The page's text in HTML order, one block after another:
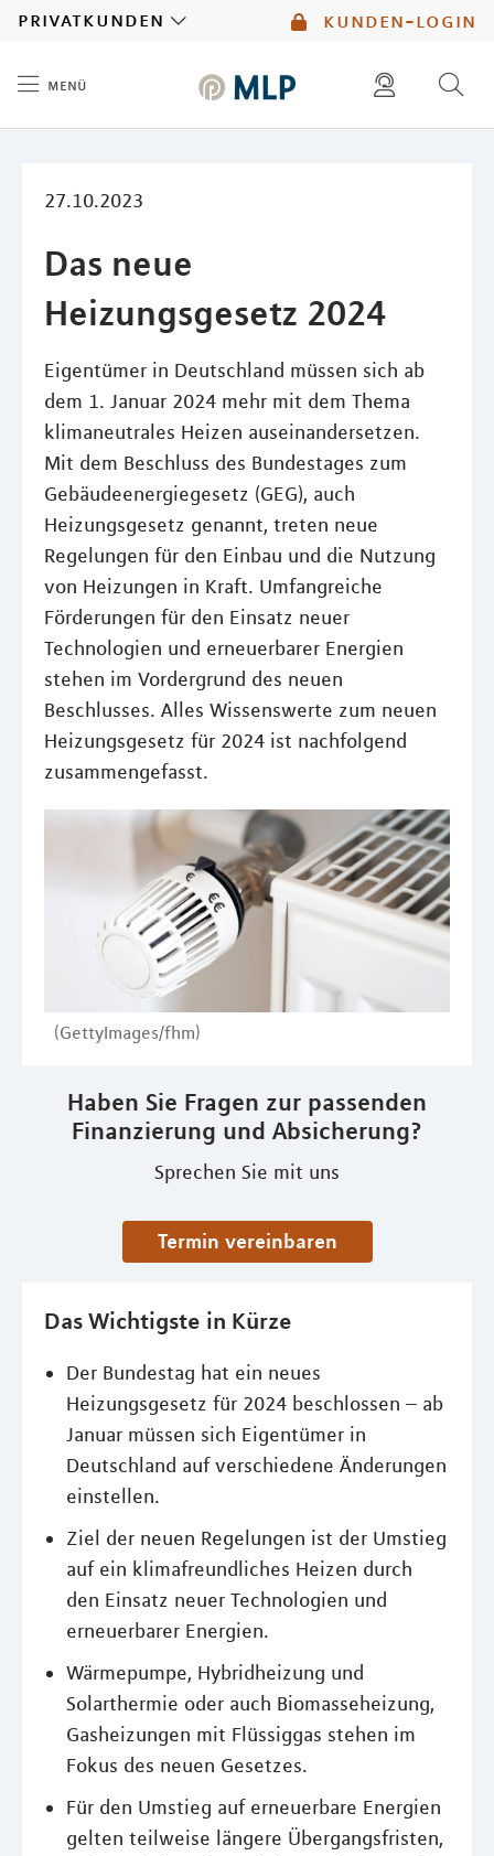
kunden-login
privatkunden
menü
27.10.2023
Das neue
Heizungsgesetz 2024
Eigentümer in Deutschland müssen sich ab
dem 1. Januar 2024 mehr mit dem Thema
klimaneutrales Heizen auseinandersetzen.
Mit dem Beschluss des Bundestages zum
Gebäudeenergiegesetz (GEG), auch
Heizungsgesetz genannt, treten neue
Regelungen für den Einbau und die Nutzung
von Heizungen in Kraft. Umfangreiche
Förderungen für den Einsatz neuer
Technologien und erneuerbarer Energien
stehen im Vordergrund des neuen
Beschlusses. Alles Wissenswerte zum neuen
Heizungsgesetz für 2024 ist nachfolgend
zusammengefasst.
(GettyImages/fhm)
Haben Sie Fragen zur passenden
Finanzierung und Absicherung?
Sprechen Sie mit uns
Termin vereinbaren
Das Wichtigste in Kürze
Der Bundestag hat ein neues
Heizungsgesetz für 2024 beschlossen – ab
Januar müssen sich Eigentümer in
Deutschland auf verschiedene Änderungen
einstellen.
Ziel der neuen Regelungen ist der Umstieg
auf ein klimafreundliches Heizen durch
den Einsatz neuer Technologien und
erneuerbarer Energien.
Wärmepumpe, Hybridheizung und
Solarthermie oder auch Biomasseheizung,
Gasheizungen mit Flüssiggas stehen im
Fokus des neuen Gesetzes.
Für den Umstieg auf erneuerbare Energien
gelten teilweise längere Übergangsfristen,